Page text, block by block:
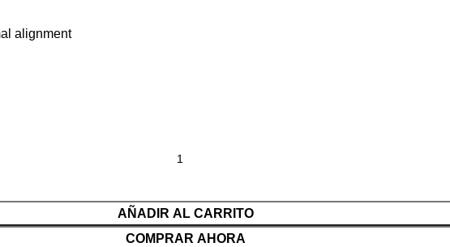
alignment
AÑADIR AL CARRITO
COMPRAR AHORA